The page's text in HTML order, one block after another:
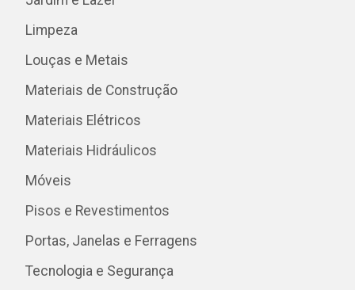
Limpeza
Louças e Metais
Materiais de Construção
Materiais Elétricos
Materiais Hidráulicos
Móveis
Pisos e Revestimentos
Portas, Janelas e Ferragens
Tecnologia e Segurança